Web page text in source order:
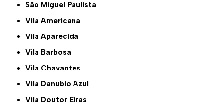
São Miguel Paulista
Vila Americana
Vila Aparecida
Vila Barbosa
Vila Chavantes
Vila Danubio Azul
Vila Doutor Eiras